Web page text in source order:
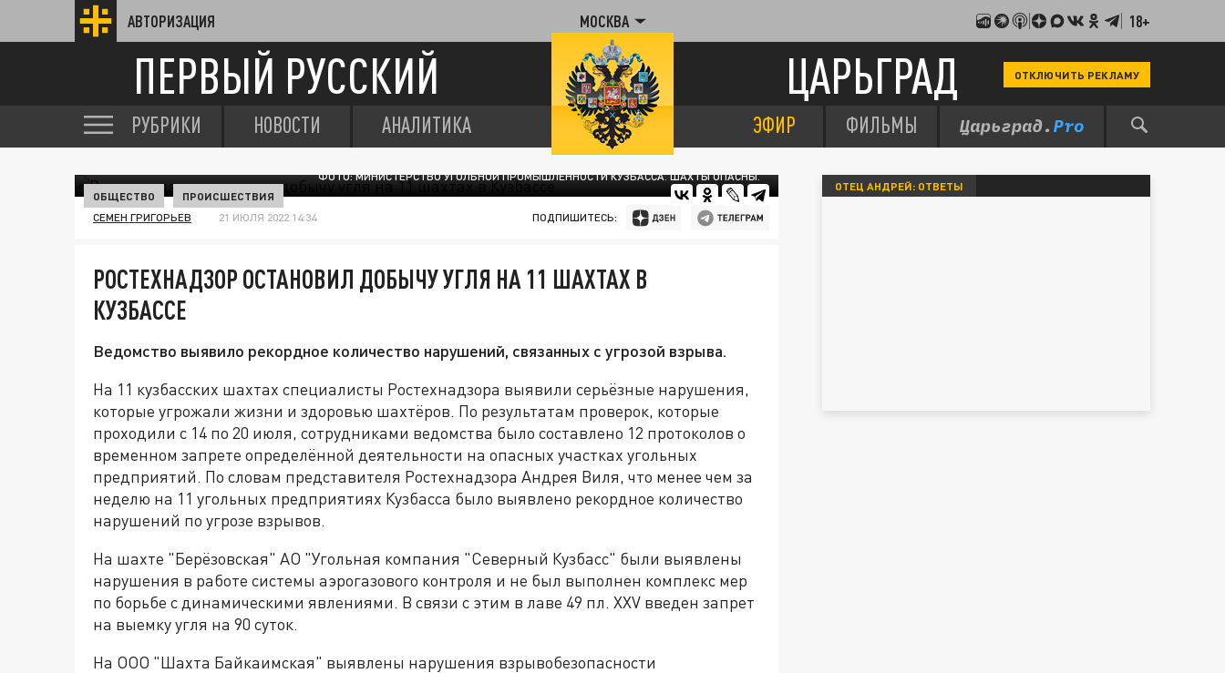
АВТОРИЗАЦИЯ МОСКВА 18+
ПЕРВЫЙ РУССКИЙ ЦАРЬГРАД ОТКЛЮЧИТЬ РЕКЛАМУ
РУБРИКИ НОВОСТИ АНАЛИТИКА ЭФИР ФИЛЬМЫ
ФОТО: МИНИСТЕРСТВО УГОЛЬНОЙ ПРОМЫШЛЕННОСТИ КУЗБАССА. ШАХТЫ ОПАСНЫ.
ОБЩЕСТВО ПРОИСШЕСТВИЯ
СЕМЕН ГРИГОРЬЕВ 21 ИЮЛЯ 2022 14:34 ПОДПИШИТЕСЬ:
РОСТЕХНАДЗОР ОСТАНОВИЛ ДОБЫЧУ УГЛЯ НА 11 ШАХТАХ В
КУЗБАССЕ
Ведомство выявило рекордное количество нарушений, связанных с угрозой взрыва.
На 11 кузбасских шахтах специалисты Ростехнадзора выявили серьёзные нарушения,
которые угрожали жизни и здоровью шахтёров. По результатам проверок, которые
проходили с 14 по 20 июля, сотрудниками ведомства было составлено 12 протоколов о
временном запрете определённой деятельности на опасных участках угольных
предприятий. По словам представителя Ростехнадзора Андрея Виля, что менее чем за
неделю на 11 угольных предприятиях Кузбасса было выявлено рекордное количество
нарушений по угрозе взрывов.
На шахте "Берёзовская" АО "Угольная компания "Северный Кузбасс" были выявлены
нарушения в работе системы аэрогазового контроля и не был выполнен комплекс мер
по борьбе с динамическими явлениями. В связи с этим в лаве 49 пл. XXV введен запрет
на выемку угля на 90 суток.
На ООО "Шахта Байкаимская" выявлены нарушения взрывобезопасности
ОТЕЦ АНДРЕЙ: ОТВЕТЫ